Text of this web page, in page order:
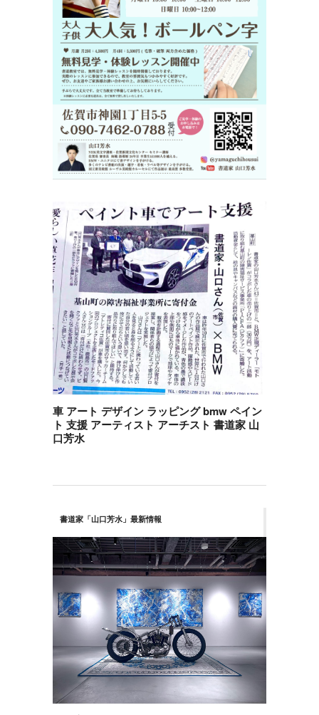
車 アート デザイン ラッピング bmw ペイン
ト 支援 アーティスト アーチスト 書道家 山
口芳水
書道家「山口芳水」最新情報